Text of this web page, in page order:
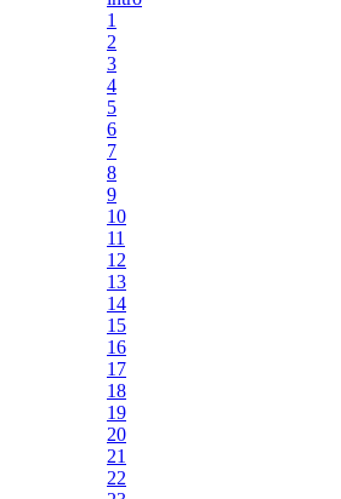
1
2
3
4
5
6
7
8
9
10
11
12
13
14
15
16
17
18
19
20
21
22